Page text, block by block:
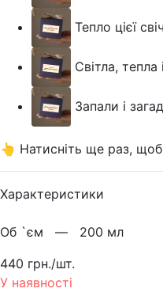
Тепло цієї
Світла, тепла
Запали і
👆 Натисніть ще раз,
Характеристики
Об `єм — 200 мл
440 грн./шт.
У наявності